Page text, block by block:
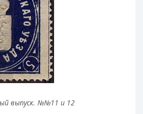
выпуск. №№11 и 12